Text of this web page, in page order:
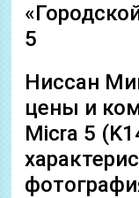
5
Ниссан
цены и
Micra 5